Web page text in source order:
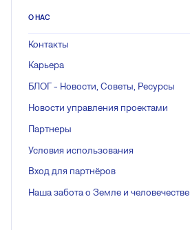
О НАС
Контакты
Карьера
БЛОГ - Новости, Советы, Ресурсы
Новости управления проектами
Партнеры
Условия использования
Вход для партнёров
Наша забота о Земле и человечестве